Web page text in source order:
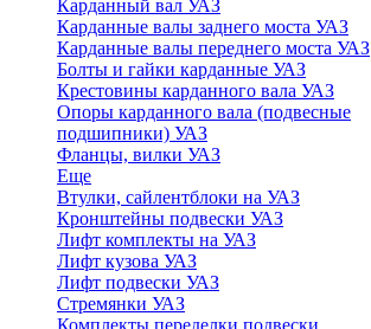
Карданный вал УАЗ
Карданные валы заднего моста УАЗ
Карданные валы переднего моста УАЗ
Болты и гайки карданные УАЗ
Крестовины карданного вала УАЗ
Опоры карданного вала (подвесные
подшипники) УАЗ
Фланцы, вилки УАЗ
Еще
Втулки, сайлентблоки на УАЗ
Кронштейны подвески УАЗ
Лифт комплекты на УАЗ
Лифт кузова УАЗ
Лифт подвески УАЗ
Стремянки УАЗ
Комплекты переделки подвески